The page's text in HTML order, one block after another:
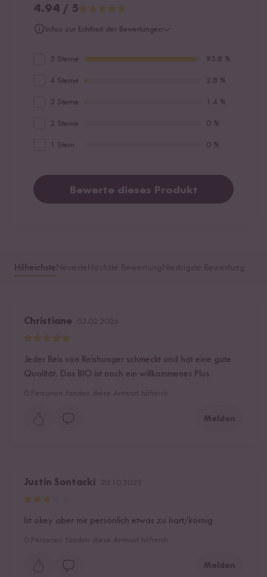
4.94 / 5
Infos zur Echtheit der Bewertungen
5 Sterne 95.8 %
4 Sterne 2.8 %
3 Sterne 1.4 %
2 Sterne 0 %
1 Stern 0 %
Bewerte dieses Produkt
Hilfreichste
Christiane
Jeder Reis von Reishunger schmeckt und hat eine gute
Qualität. Das BIO ist noch ein willkommenes Plus.
Melden
Justin Sontacki
Ist okey aber mir persönlich etwas zu hart/körnig
Melden